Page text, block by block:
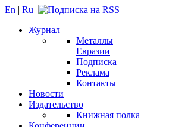
En | Ru
Журнал
Металлы
Евразии
Подписка
Реклама
Контакты
Новости
Издательство
Книжная полка